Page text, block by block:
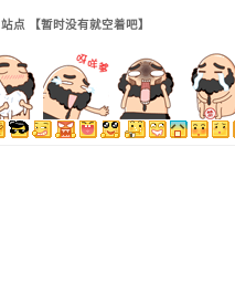
站点 【暂时没有就空着吧】